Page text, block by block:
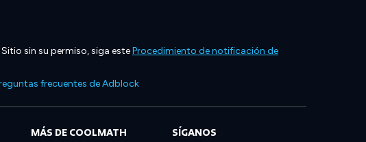
sin su permiso, siga esteProcedimiento de notificación de
frecuentes de Adblock
MÁS DE COOLMATH SÍGANOS